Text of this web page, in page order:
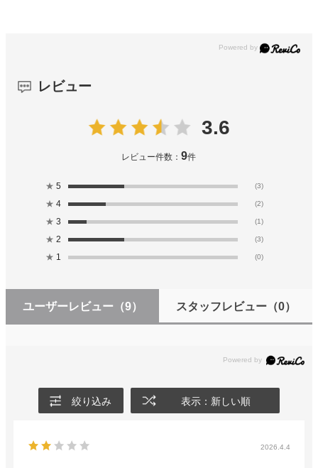
レビュー
3.6
レビュー件数：9件
★ 5 (3)
★ 4 (2)
★ 3 (1)
★ 2 (3)
★ 1 (0)
ユーザーレビュー （9） スタッフレビュー（0）
絞り込み 表示：新しい順
2026.4.4